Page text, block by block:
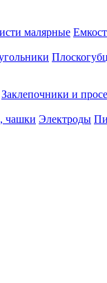
малярные
Заклепочники и
чашки Электроды